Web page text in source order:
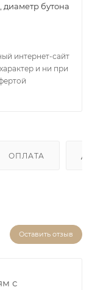
диаметр бутона
интернет-сайт
и ни при
ОПЛАТА
Оставить отзыв
с